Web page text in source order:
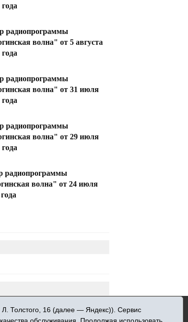
радиопрограммы
волна" от 5 августа
радиопрограммы
волна" от 31 июля
радиопрограммы
волна" от 29 июля
радиопрограммы
волна" от 24 июля
технологий и массовых
Толстого, 16 (далее — Яндекс)). Сервис